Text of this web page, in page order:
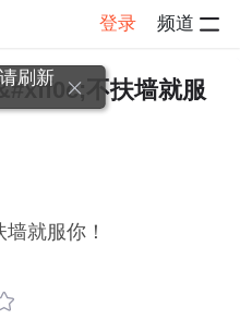
登录 频道
帖子详情
不扶墙就服
就服你！
刷新